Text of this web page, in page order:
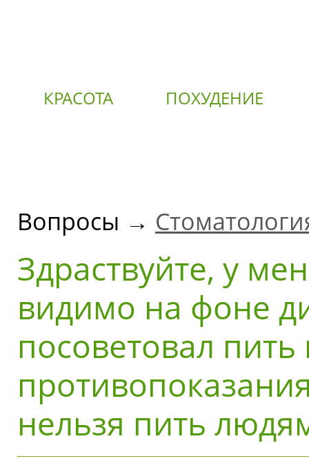
КРАСОТА ПОХУДЕНИЕ
Вопросы →
Здраствуйте, у
видимо на фоне
посоветовал
нельзя пить